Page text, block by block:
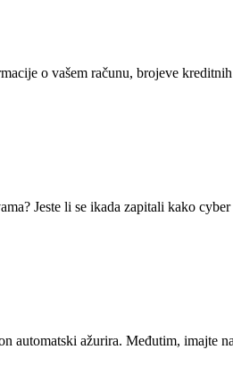
o vašem računu, brojeve
Jeste li se ikada zapitali kako
automatski ažurira. Međutim, imajte